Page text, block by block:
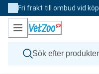
Skip
to
Content
Fri frakt till ombud vid